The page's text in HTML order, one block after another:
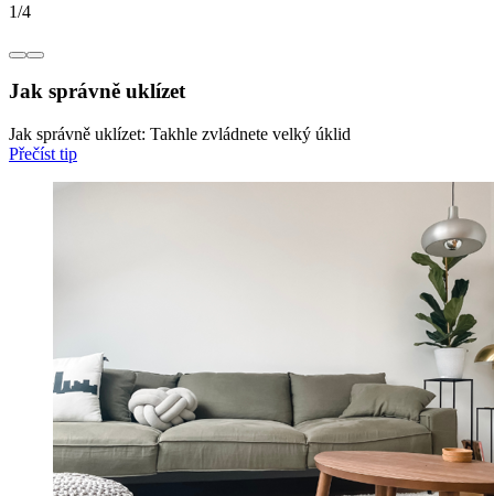
1/4
Jak správně uklízet
Jak správně uklízet: Takhle zvládnete velký úklid
Přečíst tip